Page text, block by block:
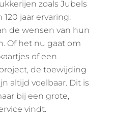
zoals Jubels
jaar ervaring,
de wensen van hun
Of het nu gaat om
of een
de toewijding
altijd voelbaar. Dit is
bij een grote,
vindt.